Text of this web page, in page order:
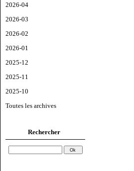
2026-04
2026-03
2026-02
2026-01
2025-12
2025-11
2025-10
Toutes les archives
Rechercher